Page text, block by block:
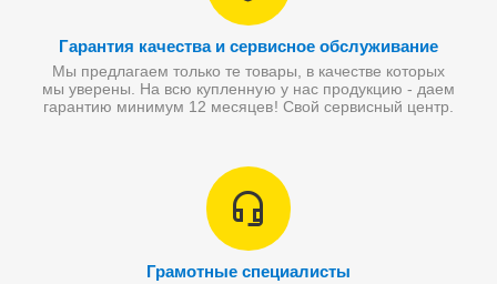
Гарантия качества и сервисное обслуживание
Мы предлагаем только те товары, в качестве которых
мы уверены. На всю купленную у нас продукцию - даем
гарантию минимум 12 месяцев! Свой сервисный центр.
Грамотные специалисты